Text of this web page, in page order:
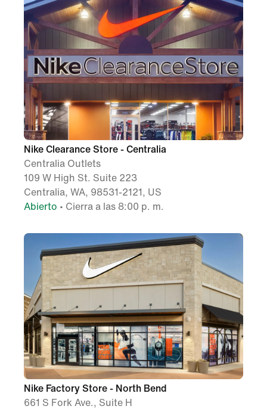
Nike Clearance Store - Centralia
Centralia Outlets
109 W High St. Suite 223
Centralia, WA, 98531-2121, US
Abierto • Cierra a las 8:00 p. m.
Nike Factory Store - North Bend
661 S Fork Ave., Suite H